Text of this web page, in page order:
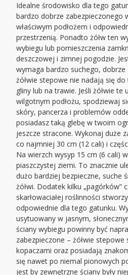
Idealne środowisko dla tego
bardzo dobrze zabezpieczonego
właściwym podłożem i
przestrzenią. Ponadto żółw ten
wybiegu lub pomieszczenia
deszczowej i zimnej pogodzie.
wymaga bardzo suchego,
żółwie stepowe nie nadają się
gliny lub na trawie. Jeśli żółwie te
wilgotnym podłożu, spodziewaj
skóry, pancerza i problemów
posiadasz taką glebę w twoim
jeszcze stracone. Wykonaj duże
co najmniej 30 cm (12 cali) i
Na wierzch wysyp 15 cm (6 cali)
piaszczystej ziemi. To znacznie
dużo bardziej bezpieczne, suche
żółwi. Dodatek kilku „pagórków”
skarłowaciałej roślinności
odpowiednie dla tego gatunku.
usytuowany w jasnym,
ściany wybiegu powinny być
zabezpieczone – żółwie
kopaczami oraz posiadają
się nawet po niemal pionowych
jest by zewnętrzne ściany były